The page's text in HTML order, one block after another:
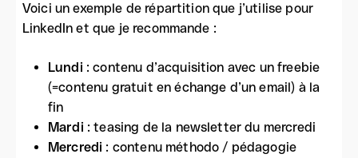
Voici un exemple de répartition que j’utilise pour
LinkedIn et que je recommande :
Lundi : contenu d’acquisition avec un freebie
(=contenu gratuit en échange d’un email) à la
fin
Mardi : teasing de la newsletter du mercredi
Mercredi : contenu méthodo / pédagogie